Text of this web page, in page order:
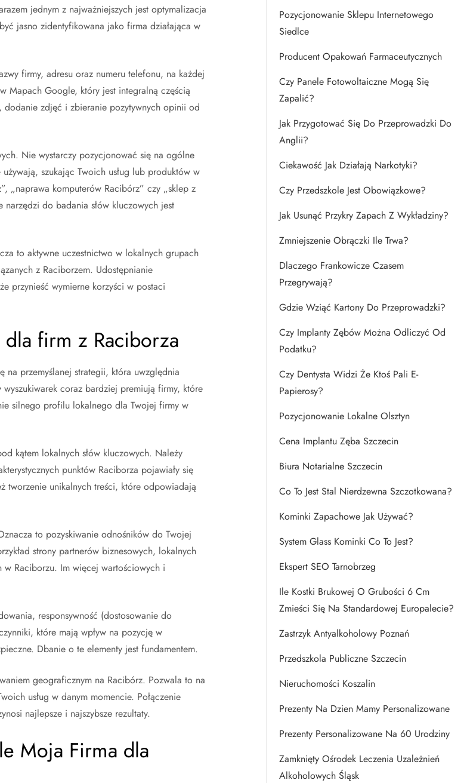
jednym z najważniejszych jest optymalizacja
jasno zidentyfikowana jako firma działająca w
firmy, adresu oraz numeru telefonu, na każdej
Mapach Google, który jest integralną częścią
dodanie zdjęć i zbieranie pozytywnych opinii od
Nie wystarczy pozycjonować się na ogólne
szukając Twoich usług lub produktów w
„naprawa komputerów Racibórz” czy „sklep z
do badania słów kluczowych jest
to aktywne uczestnictwo w lokalnych grupach
z Raciborzem. Udostępnianie
przynieść wymierne korzyści w postaci
firm z Raciborza
na przemyślanej strategii, która uwzględnia
coraz bardziej premiują firmy, które
silnego profilu lokalnego dla Twojej firmy w
kątem lokalnych słów kluczowych. Należy
punktów Raciborza pojawiały się
tworzenie unikalnych treści, które odpowiadają
to pozyskiwanie odnośników do Twojej
strony partnerów biznesowych, lokalnych
w Raciborzu. Im więcej wartościowych i
responsywność (dostosowanie do
które mają wpływ na pozycję w
Dbanie o te elementy jest fundamentem.
geograficznym na Racibórz. Pozwala to na
usług w danym momencie. Połączenie
najlepsze i najszybsze rezultaty.
Moja Firma dla
Pozycjonowanie Sklepu Internetowego
Siedlce
Producent Opakowań Farmaceutycznych
Czy Panele Fotowoltaiczne Mogą Się
Zapalić?
Jak Przygotować Się Do Przeprowadzki Do
Anglii?
Ciekawość Jak Działają Narkotyki?
Czy Przedszkole Jest Obowiązkowe?
Jak Usunąć Przykry Zapach Z Wykładziny?
Zmniejszenie Obrączki Ile Trwa?
Dlaczego Frankowicze Czasem
Przegrywają?
Gdzie Wziąć Kartony Do Przeprowadzki?
Czy Implanty Zębów Można Odliczyć Od
Podatku?
Czy Dentysta Widzi Że Ktoś Pali E-
Papierosy?
Pozycjonowanie Lokalne Olsztyn
Cena Implantu Zęba Szczecin
Biura Notarialne Szczecin
Co To Jest Stal Nierdzewna Szczotkowana?
Kominki Zapachowe Jak Używać?
System Glass Kominki Co To Jest?
Ekspert SEO Tarnobrzeg
Ile Kostki Brukowej O Grubości 6 Cm
Zmieści Się Na Standardowej Europalecie?
Zastrzyk Antyalkoholowy Poznań
Przedszkola Publiczne Szczecin
Nieruchomości Koszalin
Prezenty Na Dzien Mamy Personalizowane
Prezenty Personalizowane Na 60 Urodziny
Zamknięty Ośrodek Leczenia Uzależnień
Alkoholowych Śląsk